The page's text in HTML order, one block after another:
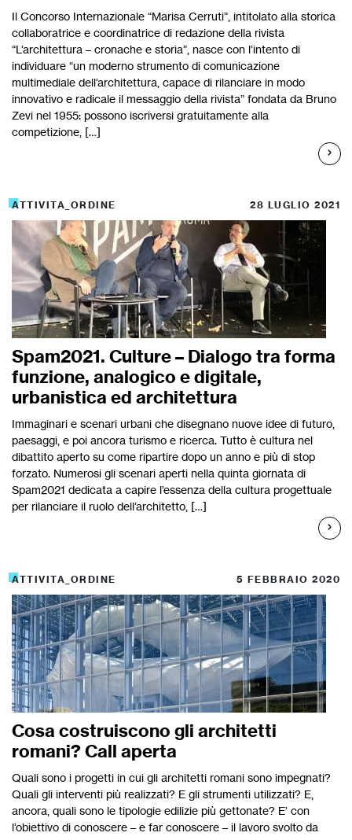
Il Concorso Internazionale “Marisa Cerruti”, intitolato alla storica
collaboratrice e coordinatrice di redazione della rivista
“L’architettura – cronache e storia”, nasce con l’intento di
individuare “un moderno strumento di comunicazione
multimediale dell’architettura, capace di rilanciare in modo
innovativo e radicale il messaggio della rivista” fondata da Bruno
Zevi nel 1955: possono iscriversi gratuitamente alla
competizione, […]
ATTIVITA_ORDINE 28 LUGLIO 2021
Spam2021. Culture – Dialogo tra forma
funzione, analogico e digitale,
urbanistica ed architettura
Immaginari e scenari urbani che disegnano nuove idee di futuro,
paesaggi, e poi ancora turismo e ricerca. Tutto è cultura nel
dibattito aperto su come ripartire dopo un anno e più di stop
forzato. Numerosi gli scenari aperti nella quinta giornata di
Spam2021 dedicata a capire l’essenza della cultura progettuale
per rilanciare il ruolo dell’architetto, […]
ATTIVITA_ORDINE 5 FEBBRAIO 2020
Cosa costruiscono gli architetti
romani? Call aperta
Quali sono i progetti in cui gli architetti romani sono impegnati?
Quali gli interventi più realizzati? E gli strumenti utilizzati? E,
ancora, quali sono le tipologie edilizie più gettonate? E’ con
l’obiettivo di conoscere – e far conoscere – il lavoro svolto da